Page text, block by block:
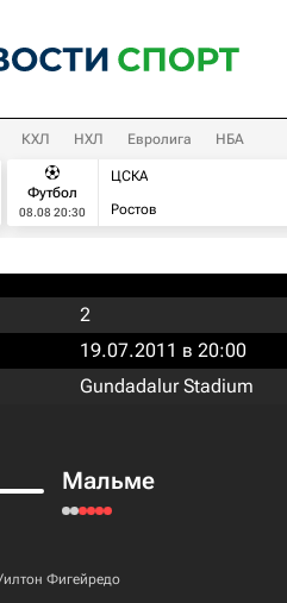
КХЛ НХЛ Евролига НБА
Футбол
08.08 20:30
ЦСКА
Ростов
2
19.07.2011 в 20:00
Gundadalur Stadium
Мальме
Фигейредо